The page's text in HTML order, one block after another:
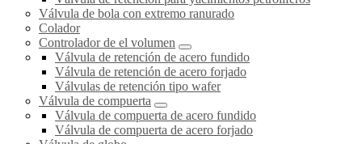
Válvula de bola con extremo ranurado
Colador
Controlador de el volumen
Válvula de retención de acero fundido
Válvula de retención de acero forjado
Válvulas de retención tipo wafer
Válvula de compuerta
Válvula de compuerta de acero fundido
Válvula de compuerta de acero forjado